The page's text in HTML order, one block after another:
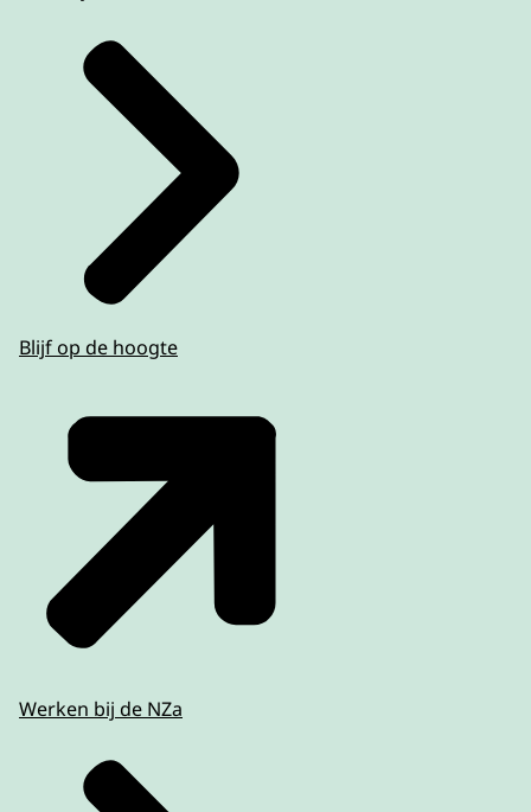
Blijf op de hoogte
Werken bij de NZa